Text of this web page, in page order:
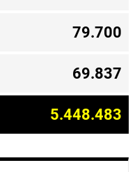
79.700
69.837
5.448.483